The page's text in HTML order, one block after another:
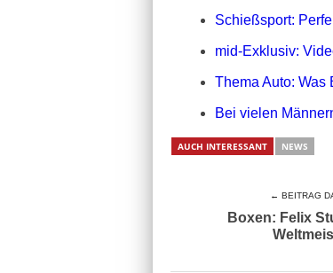
Schießsport:
mid-Exklusiv:
Thema Auto: Was
Bei vielen
AUCH INTERESSANT NEWS
← BEITRAG
Boxen: Felix